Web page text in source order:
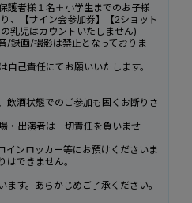
護者様１名＋小学生までのお子様
、【サイン会参加券】【2ショット
乳児はカウントいたしません)
/録画/撮影は禁止となっておりま
己責任にてお願いいたします。
飲酒状態でのご参加も固くお断りさ
・出演者は一切責任を負いませ
インロッカー等にお預けくださいま
できません。
す。あらかじめご了承ください。